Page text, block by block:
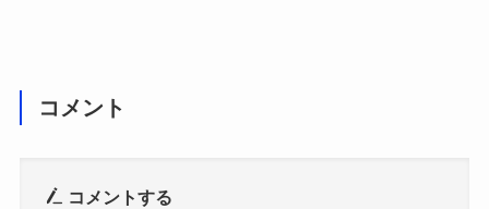
コメント
コメントする